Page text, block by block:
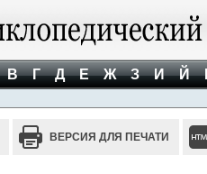
В Г Д Е Ж З И Й
ВЕРСИЯ ДЛЯ ПЕЧАТИ